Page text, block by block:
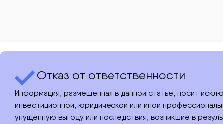
Отказ от ответственности
Информация, размещенная в данной статье, носит
инвестиционной, юридической или иной
упущенную выгоду или последствия, возникшие в